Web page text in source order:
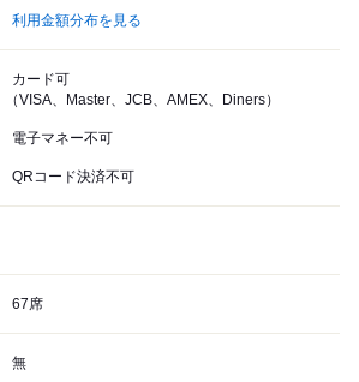
利用金額分布を見る
カード可
（VISA、Master、JCB、AMEX、Diners）
電子マネー不可
QRコード決済不可
67席
無